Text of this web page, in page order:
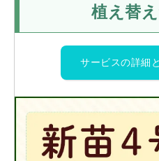
植え替
サービスの詳細